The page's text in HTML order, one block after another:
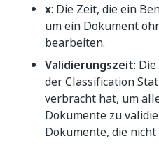
x: Die Zeit, die ein
um ein Dokument
bearbeiten.
Validierungszeit:
der Classification
verbracht hat, um
Dokumente zu
Dokumente, die